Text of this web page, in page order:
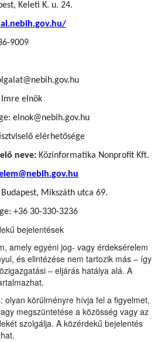
Keleti K. u. 24.
9009
Imre elnök
elnok@nebih.gov.hu
elérhetősége
neve: Közinformatika Nonprofit Kft.
Mikszáth utca 69.
+36 30-330-3236
bejelentések
amely egyéni jog- vagy érdeksérelem
és elintézése nem tartozik más – így
– eljárás hatálya alá. A
olyan körülményre hívja fel a figyelmet,
megszüntetése a közösség vagy az
szolgálja. A közérdekű bejelentés